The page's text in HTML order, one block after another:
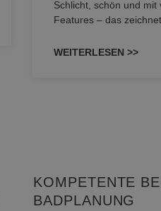
Schlicht, schön und mit
Features – das
WEITERLESEN >>
KOMPETENTE
BADPLANUNG